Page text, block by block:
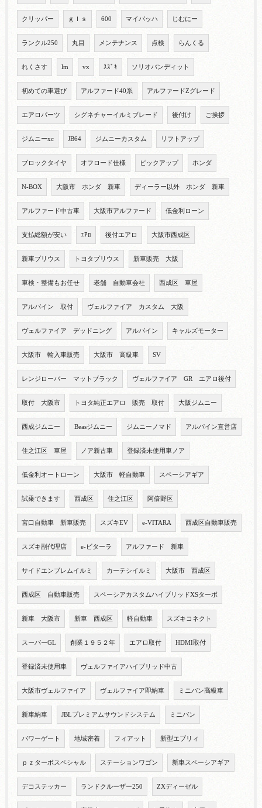
クリッパー ｇｌｓ 600 マイバッハ じむにー
ランクル250 丸目 メンテナンス 点検 らんくる
れくさす lm vx ｽｽﾞｷ ソリオバンディット
初めての車選び アルファード40系 アルファードZグレード
エアロパーツ シグネチャーイルミブレード 後付け ご挨拶
ジムニーxc JB64 ジムニーカスタム リフトアップ
ブロックタイヤ オフロード仕様 ピックアップ ホンダ
N-BOX 大阪市 ホンダ 新車 ディーラー以外 ホンダ 新車
アルファード中古車 大阪市アルファード 低金利ローン
支払総額が安い ｴｱﾛ 後付エアロ 大阪市西成区
新車プリウス トヨタプリウス 新車販売 大阪
車検・整備もお任せ 老舗 自動車会社 西成区 車屋
アルパイン 取付 ヴェルファイア カスタム 大阪
ヴェルファイア デッドニング アルパイン キャルズモーター
大阪市 輸入車販売 大阪市 高級車 SV
レンジローバー マットブラック ヴェルファイア GR エアロ後付
取付 大阪市 トヨタ純正エアロ 販売 取付 大阪ジムニー
西成ジムニー Beasジムニー ジムニーノマド アルパイン直営店
住之江区 車屋 ノア新古車 登録済未使用車ノア
低金利オートローン 大阪市 軽自動車 スペーシアギア
試乗できます 西成区 住之江区 阿倍野区
宮口自動車 新車販売 スズキEV e-VITARA 西成区自動車販売
スズキ副代理店 e-ビターラ アルファード 新車
サイドエンブレムイルミ カーテシイルミ 大阪市 西成区
西成区 自動車販売 スペーシアカスタムハイブリッドXSターボ
新車 大阪市 新車 西成区 軽自動車 スズキコネクト
スーパーGL 創業１９５２年 エアロ取付 HDMI取付
登録済未使用車 ヴェルファイアハイブリッド中古
大阪市ヴェルファイア ヴェルファイア即納車 ミニバン高級車
新車納車 JBLプレミアムサウンドシステム ミニバン
パワーゲート 地域密着 フィアット 新型エブリィ
ｐｚターボスペシャル ステーションワゴン 新車スペーシアギア
デコステッカー ランドクルーザー250 ZXディーゼル